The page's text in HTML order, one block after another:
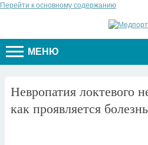
Перейти к основному содержанию
МЕНЮ
Невропатия локтевого
как проявляется